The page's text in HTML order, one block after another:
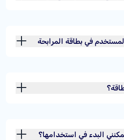
في بطاقة المرابحة
البدء في استخدامها؟